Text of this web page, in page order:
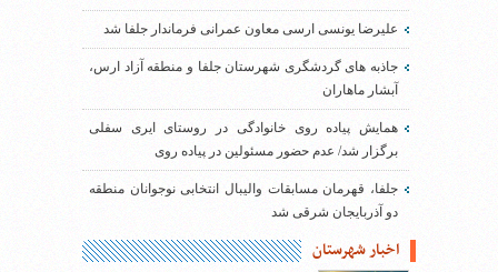
علیرضا یونسی ارسی معاون عمرانی فرماندار جلفا شد
جاذبه های گردشگری شهرستان جلفا و منطقه آزاد ارس،
آبشار ماهاران
همایش پیاده روی خانوادگی در روستای ایری سفلی
برگزار شد/ عدم حضور مسئولین در پیاده روی
جلفا، قهرمان مسابقات والیبال انتخابی نوجوانان منطقه
دو آذربایجان شرقی شد
اخبار شهرستان